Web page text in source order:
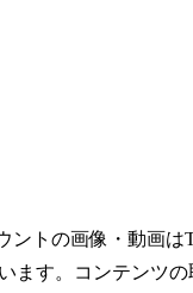
トの画像・動画は
ます。コンテンツ